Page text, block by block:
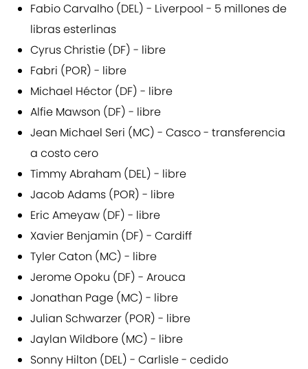
Fabio Carvalho (DEL) - Liverpool - 5 millones de
libras esterlinas
Cyrus Christie (DF) - libre
Fabri (POR) - libre
Michael Héctor (DF) - libre
Alfie Mawson (DF) - libre
Jean Michael Seri (MC) - Casco - transferencia
a costo cero
Timmy Abraham (DEL) - libre
Jacob Adams (POR) - libre
Eric Ameyaw (DF) - libre
Xavier Benjamin (DF) - Cardiff
Tyler Caton (MC) - libre
Jerome Opoku (DF) - Arouca
Jonathan Page (MC) - libre
Julian Schwarzer (POR) - libre
Jaylan Wildbore (MC) - libre
Sonny Hilton (DEL) - Carlisle - cedido